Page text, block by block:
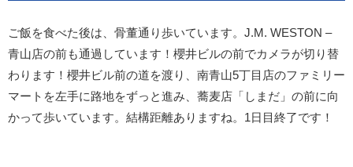
ご飯を食べた後は、骨董通り歩いています。J.M. WESTON –
青山店の前も通過しています！櫻井ビルの前でカメラが切り替
わります！櫻井ビル前の道を渡り、南青山5丁目店のファミリー
マートを左手に路地をずっと進み、蕎麦店「しまだ」の前に向
かって歩いています。結構距離ありますね。1日目終了です！